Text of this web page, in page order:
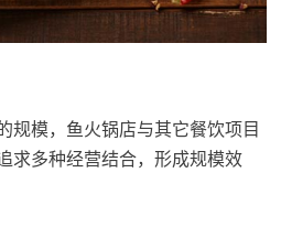
模，鱼火锅店与其它餐饮项目
求多种经营结合，形成规模效